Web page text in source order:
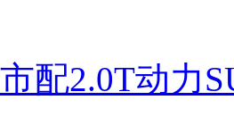
配2.0T动力